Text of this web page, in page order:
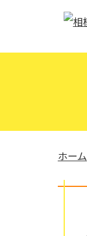
ホーム